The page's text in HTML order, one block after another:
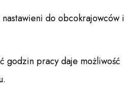
do obcokrajowców i
godzin pracy daje możliwość